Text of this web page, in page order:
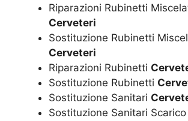
Riparazioni Rubinetti
Cerveteri
Sostituzione Rubinetti
Cerveteri
Riparazioni Rubinetti
Sostituzione Rubinetti
Sostituzione Sanitari
Sostituzione Sanitari